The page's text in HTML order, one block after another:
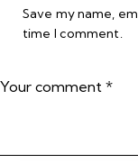
Save my name,
time I comment.